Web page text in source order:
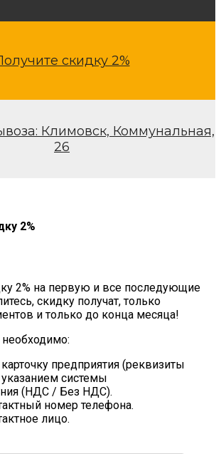
скидку 2%
Климовск, Коммунальная,
26
2%
2% на первую и все последующие
скидку получат, только
и только до конца месяца!
предприятия (реквизиты
системы
(НДС / Без НДС).
номер телефона.
лицо.